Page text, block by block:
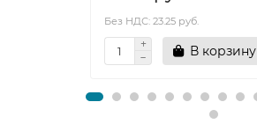
Без НДС: 23.25 руб.
В корзину